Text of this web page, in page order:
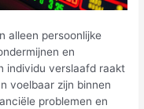
alleen persoonlijke
en
individu verslaafd raakt
voelbaar zijn binnen
problemen en